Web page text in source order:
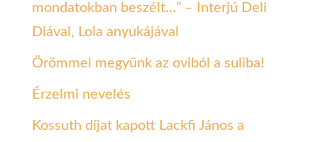
mondatokban beszélt…” – Interjú Deli
Diával, Lola anyukájával
Örömmel megyünk az oviból a suliba!
Érzelmi nevelés
Kossuth díjat kapott Lackfi János a